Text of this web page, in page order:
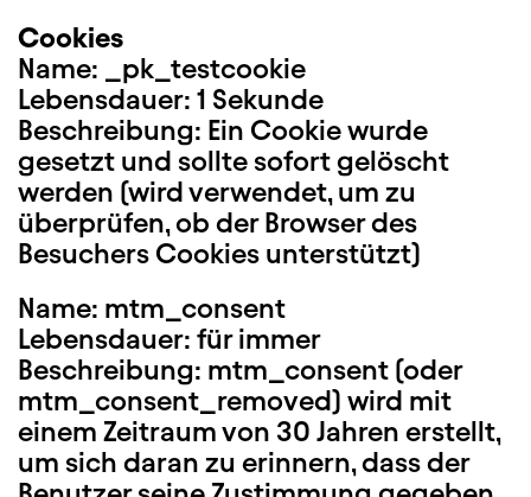
Cookies
Name: _pk_testcookie
Lebensdauer: 1 Sekunde
Beschreibung: Ein Cookie wurde
gesetzt und sollte sofort gelöscht
werden (wird verwendet, um zu
überprüfen, ob der Browser des
Besuchers Cookies unterstützt)
Name: mtm_consent
Lebensdauer: für immer
Beschreibung: mtm_consent (oder
mtm_consent_removed) wird mit
einem Zeitraum von 30 Jahren erstellt,
um sich daran zu erinnern, dass der